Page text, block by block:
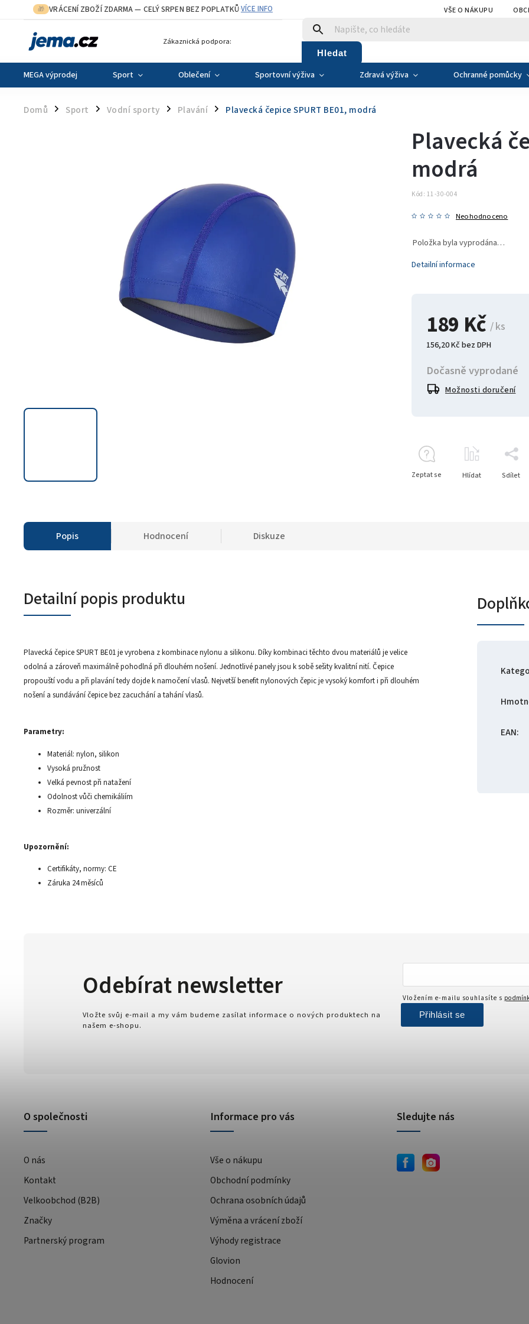
🎁 VRÁCENÍ ZBOŽÍ ZDARMA— CELÝ SRPEN BEZ POPLATKŮ·VÍCE INFO VŠE O NÁKUPU
Zákaznická podpora:
Hledat
MEGA výprodej Sport Oblečení Sportovní výživa Zdravá výživa Ochranné pomůcky
Domů / Sport / Vodní sporty / Plavání / Plavecká čepice SPURT BE01, modrá
189 Kč / ks
156,20 Kč bez DPH
Dočasně vyprodané
Možnosti doručení
Plavecká
modrá
Kód: 11-30-004
Neohodnoceno
Položka byla vyprodána…
Detailní informace
Zeptat se Hlídat Sdílet
Popis Hodnocení Diskuze
Detailní popis produktu
Plavecká čepice SPURT BE01 je vyrobena z kombinace nylonu a silikonu. Díky kombinaci těchto dvou materiálů je velice
odolná a zároveň maximálně pohodlná při dlouhém nošení. Jednotlivé panely jsou k sobě sešity kvalitní nití. Čepice
propouští vodu a při plavání tedy dojde k namočení vlasů. Nejvetší benefit nylonových čepic je vysoký komfort i při dlouhém
nošení a sundávání čepice bez zacuchání a tahání vlasů.
Parametry:
Materiál: nylon, silikon
Vysoká pružnost
Velká pevnost při natažení
Odolnost vůči chemikáliím
Rozměr: univerzální
Upozornění:
Certifikáty, normy: CE
Záruka 24 měsíců
EAN:
O společnosti
O nás
Kontakt
Velkoobchod (B2B)
Značky
Partnerský program
Informace pro vás
Vše o nákupu
Obchodní podmínky
Ochrana osobních údajů
Výměna a vrácení zboží
Výhody registrace
Glovion
Hodnocení
Odebírat newsletter
Vložte svůj e-mail a my vám budeme zasílat informace o nových produktech na
našem e-shopu.
Vložením e-mailu souhlasíte s
Přihlásit se
Sledujte nás